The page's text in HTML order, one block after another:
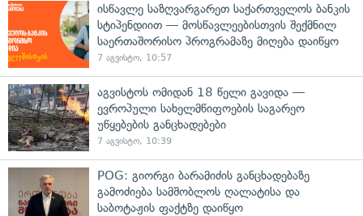
ისწავლე საზღვარგარეთ საქართველოს ბანკის
სტიპენდიით — მოსწავლეებისთვის შექმნილ
საერთაშორისო პროგრამაზე მიღება დაიწყო
7 აგვისტო, 10:57
აგვისტოს ომიდან 18 წელი გავიდა —
ევროპული სახელმწიფოების საგარეო
უწყებების განცხადებები
7 აგვისტო, 10:39
POG: გიორგი ბარამიძის განცხადებაზე
გამოძიება სამშობლოს ღალატისა და
საბოტაჟის ფაქტზე დაიწყო